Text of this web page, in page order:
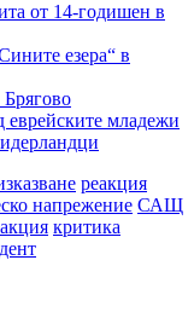
от 14-годишен в
езера“ в
младежи
реакция
напрежение САЩ
критика